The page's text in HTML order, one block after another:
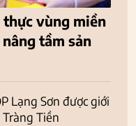
thực vùng miền
tầm sản
Lạng Sơn được giới
Tiền